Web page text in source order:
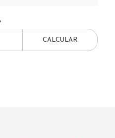
CALCULAR